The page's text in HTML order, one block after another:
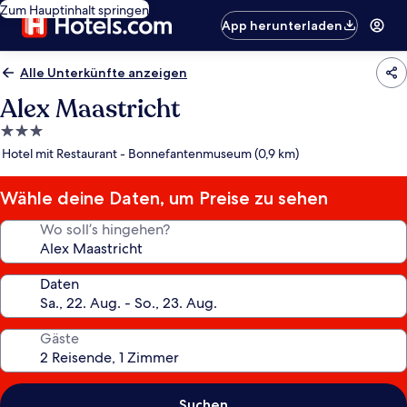
Zum Hauptinhalt springen
App herunterladen
Alle Unterkünfte anzeigen
Alex Maastricht
3.0-
Sterne-
Hotel mit Restaurant - Bonnefantenmuseum (0,9 km)
Wähle deine Daten, um Preise zu sehen
Wo soll’s hingehen?
Daten
Gäste